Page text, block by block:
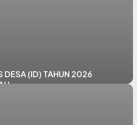
DESA (ID) TAHUN 2026